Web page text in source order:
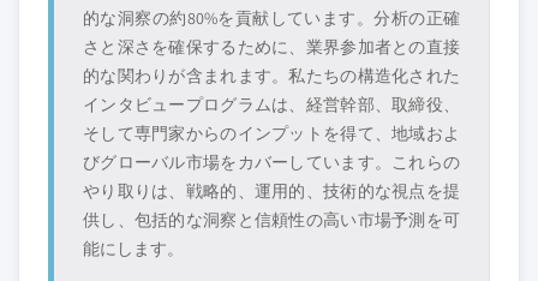
的な洞察の約80%を貢献しています。分析の正確
さと深さを確保するために、業界参加者との直接
的な関わりが含まれます。私たちの構造化された
インタビュープログラムは、経営幹部、取締役、
そして専門家からのインプットを得て、地域およ
びグローバル市場をカバーしています。これらの
やり取りは、戦略的、運用的、技術的な視点を提
供し、包括的な洞察と信頼性の高い市場予測を可
能にします。